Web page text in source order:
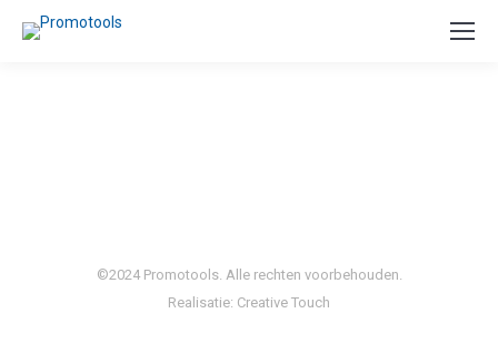
©2024 Promotools. Alle rechten voorbehouden.
Realisatie: Creative Touch